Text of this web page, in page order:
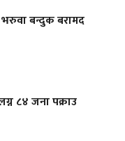
बन्दुक बरामद
८४ जना पक्राउ